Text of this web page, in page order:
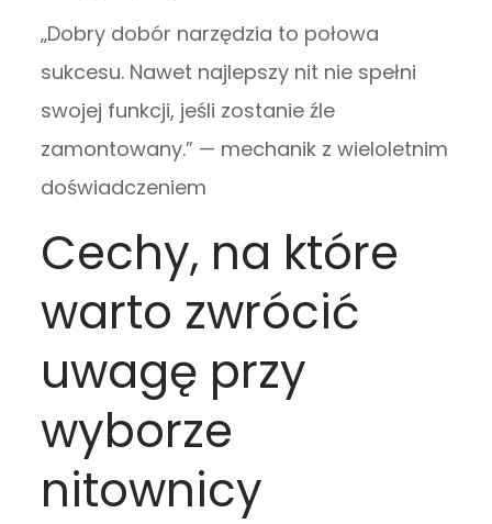
„Dobry dobór narzędzia to połowa
sukcesu. Nawet najlepszy nit nie spełni
swojej funkcji, jeśli zostanie źle
zamontowany.” — mechanik z wieloletnim
doświadczeniem
Cechy, na które
warto zwrócić
uwagę przy
wyborze
nitownicy